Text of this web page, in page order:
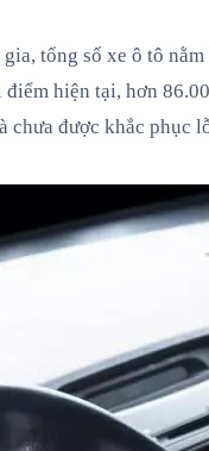
tổng số xe ô tô
hiện tại, hơn
được khắc phục